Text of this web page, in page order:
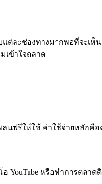
ต่ละช่องทางมากพอที่จะเ
เข้าใจตลาด
นฟรีให้ใช้ ค่าใช้จ่ายหลักคื
หรือทำการตลาด